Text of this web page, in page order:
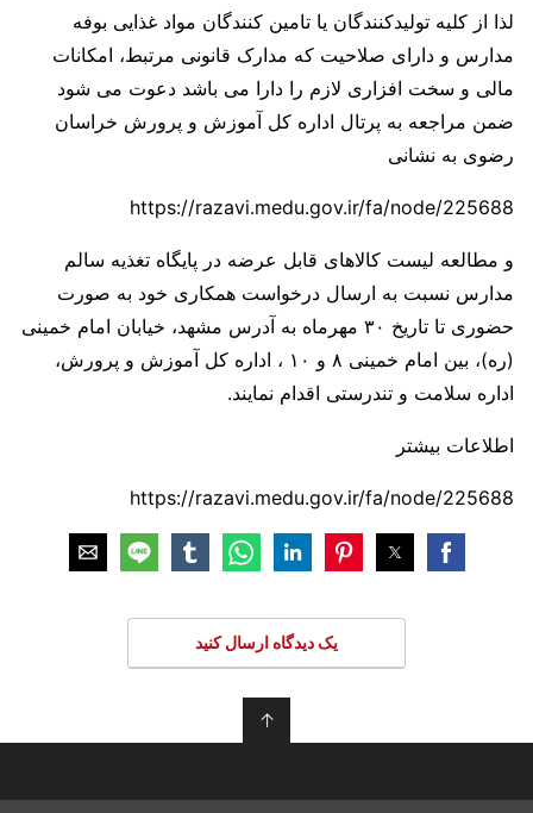
لذا از کلیه تولیدکنندگان یا تامین کنندگان مواد غذایی بوفه
مدارس و دارای صلاحیت که مدارک قانونی مرتبط، امکانات
مالی و سخت افزاری لازم را دارا می باشد دعوت می شود
ضمن مراجعه به پرتال اداره کل آموزش و پرورش خراسان
رضوی به نشانی
https://razavi.medu.gov.ir/fa/node/225688
و مطالعه لیست کالاهای قابل عرضه در پایگاه تغذیه سالم
مدارس نسبت به ارسال درخواست همکاری خود به صورت
حضوری تا تاریخ ۳۰ مهرماه به آدرس مشهد، خیابان امام خمینی
(ره)، بین امام خمینی ۸ و ۱۰ ، اداره کل آموزش و پرورش،
اداره سلامت و تندرستی اقدام نمایند.
اطلاعات بیشتر
https://razavi.medu.gov.ir/fa/node/225688
یک دیدگاه ارسال کنید
↑